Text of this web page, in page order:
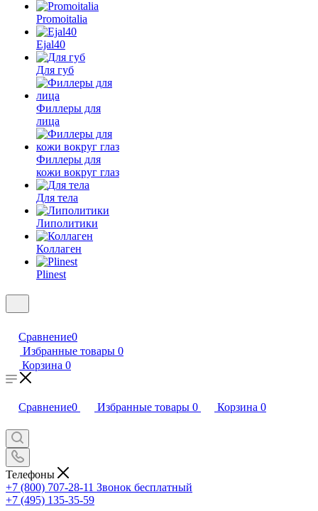
Promoitalia
Ejal40
Для губ
Филлеры для
лица
Филлеры для
кожи вокруг глаз
Для тела
Липолитики
Коллаген
Plinest
Сравнение0
Избранные товары 0
Корзина 0
Сравнение0 Избранные товары 0 Корзина 0
Телефоны
+7 (800) 707-28-11 Звонок бесплатный
+7 (495) 135-35-59